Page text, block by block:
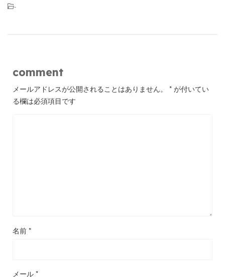
-
comment
メールアドレスが公開されることはありません。 * が付いてい
る欄は必須項目です
名前 *
メール *